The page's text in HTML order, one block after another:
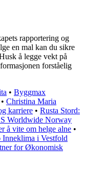
rapportering og
en mal kan du sikre
å legge vekt på
forståelig
• Byggmax
• Christina Maria
karriere • Rusta Stord:
Worldwide Norway
å vite om helge alne •
Inneklima i Vestfold
for Økonomisk